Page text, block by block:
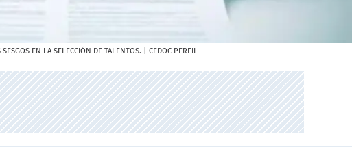
EN LA SELECCIÓN DE TALENTOS. | CEDOC PERFIL